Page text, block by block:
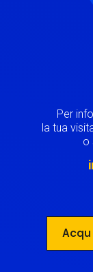
Per
la tua
o